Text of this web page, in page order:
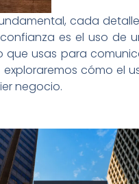
cada
es el uso de
que usas para
cómo el
negocio.